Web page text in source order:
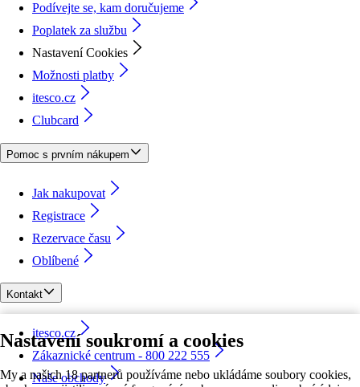
Nastavení soukromí a cookies
My a našich 18 partnerů používáme nebo ukládáme soubory cookies,
Podívejte se, kam doručujeme
Poplatek za službu
Nastavení Cookies
Možnosti platby
itesco.cz
Clubcard
Pomoc s prvním nákupem
Jak nakupovat
Registrace
Rezervace času
Oblíbené
Kontakt
itesco.cz
Zákaznické centrum - 800 222 555
Naše obchody